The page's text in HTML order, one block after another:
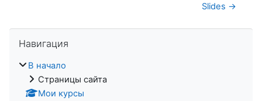
Slides →
Навигация
В начало
Страницы сайта
Мои курсы